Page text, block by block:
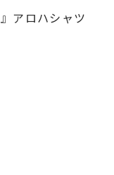
アロハシャツ